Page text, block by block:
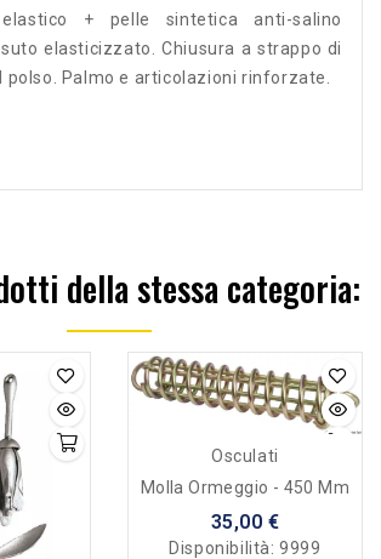
+ pelle sintetica anti-salino
elasticizzato. Chiusura a strappo di
polso. Palmo e articolazioni rinforzate.
della stessa categoria:
Osculati
Molla Ormeggio - 450 Mm
35,00 €
Disponibilità:9999